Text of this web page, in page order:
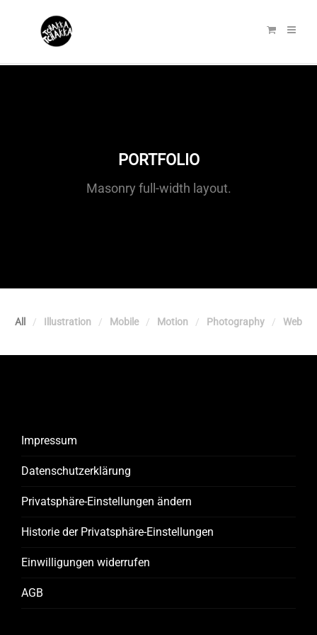
PORTFOLIO
Masonry full-width layout.
All Illustration Mobile Motion Photography Web
Impressum
Datenschutzerklärung
Privatsphäre-Einstellungen ändern
Historie der Privatsphäre-Einstellungen
Einwilligungen widerrufen
AGB